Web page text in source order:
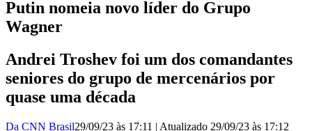
Putin nomeia novo líder do Grupo
Wagner
Andrei Troshev foi um dos comandantes
seniores do grupo de mercenários por
quase uma década
Da CNN Brasil29/09/23 às 17:11 | Atualizado 29/09/23 às 17:12